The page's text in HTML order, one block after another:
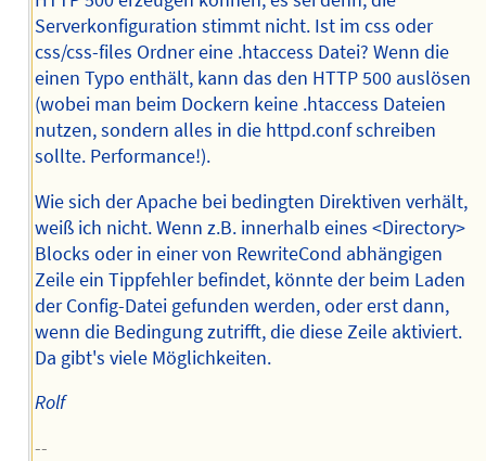
Serverkonfiguration stimmt nicht. Ist im css oder
css/css-files Ordner eine .htaccess Datei? Wenn die
einen Typo enthält, kann das den HTTP 500 auslösen
(wobei man beim Dockern keine .htaccess Dateien
nutzen, sondern alles in die httpd.conf schreiben
sollte. Performance!).
Wie sich der Apache bei bedingten Direktiven verhält,
weiß ich nicht. Wenn z.B. innerhalb eines <Directory>
Blocks oder in einer von RewriteCond abhängigen
Zeile ein Tippfehler befindet, könnte der beim Laden
der Config-Datei gefunden werden, oder erst dann,
wenn die Bedingung zutrifft, die diese Zeile aktiviert.
Da gibt's viele Möglichkeiten.
Rolf
--